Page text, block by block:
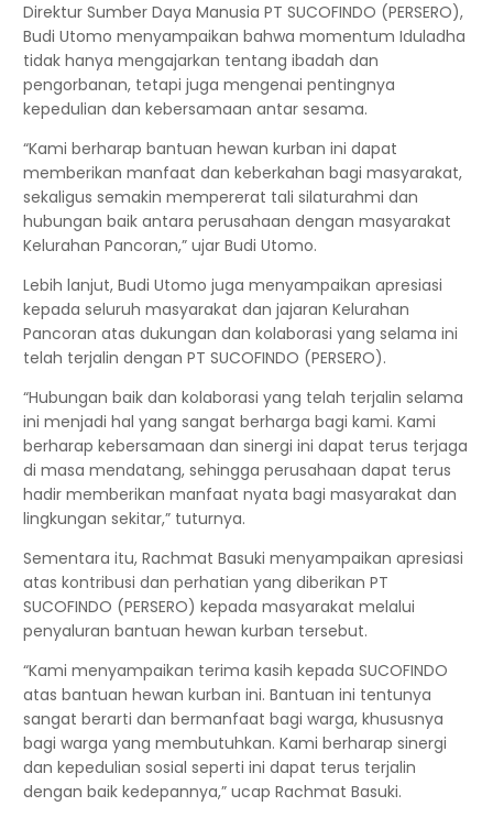
Direktur Sumber Daya Manusia PT SUCOFINDO (PERSERO),
Budi Utomo menyampaikan bahwa momentum Iduladha
tidak hanya mengajarkan tentang ibadah dan
pengorbanan, tetapi juga mengenai pentingnya
kepedulian dan kebersamaan antar sesama.
“Kami berharap bantuan hewan kurban ini dapat
memberikan manfaat dan keberkahan bagi masyarakat,
sekaligus semakin mempererat tali silaturahmi dan
hubungan baik antara perusahaan dengan masyarakat
Kelurahan Pancoran,” ujar Budi Utomo.
Lebih lanjut, Budi Utomo juga menyampaikan apresiasi
kepada seluruh masyarakat dan jajaran Kelurahan
Pancoran atas dukungan dan kolaborasi yang selama ini
telah terjalin dengan PT SUCOFINDO (PERSERO).
“Hubungan baik dan kolaborasi yang telah terjalin selama
ini menjadi hal yang sangat berharga bagi kami. Kami
berharap kebersamaan dan sinergi ini dapat terus terjaga
di masa mendatang, sehingga perusahaan dapat terus
hadir memberikan manfaat nyata bagi masyarakat dan
lingkungan sekitar,” tuturnya.
Sementara itu, Rachmat Basuki menyampaikan apresiasi
atas kontribusi dan perhatian yang diberikan PT
SUCOFINDO (PERSERO) kepada masyarakat melalui
penyaluran bantuan hewan kurban tersebut.
“Kami menyampaikan terima kasih kepada SUCOFINDO
atas bantuan hewan kurban ini. Bantuan ini tentunya
sangat berarti dan bermanfaat bagi warga, khususnya
bagi warga yang membutuhkan. Kami berharap sinergi
dan kepedulian sosial seperti ini dapat terus terjalin
dengan baik kedepannya,” ucap Rachmat Basuki.